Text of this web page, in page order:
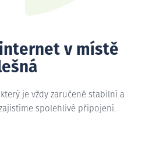
v místě
je vždy zaručeně stabilní a
spolehlivé připojení.